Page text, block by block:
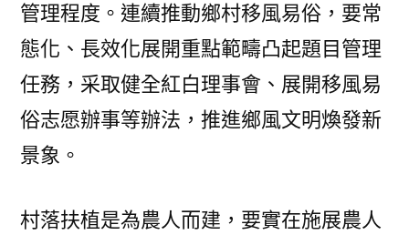
管理程度。連續推動鄉村移風易俗，要常
態化、長效化展開重點範疇凸起題目管理
任務，采取健全紅白理事會、展開移風易
俗志愿辦事等辦法，推進鄉風文明煥發新
景象。
村落扶植是為農人而建，要實在施展農人